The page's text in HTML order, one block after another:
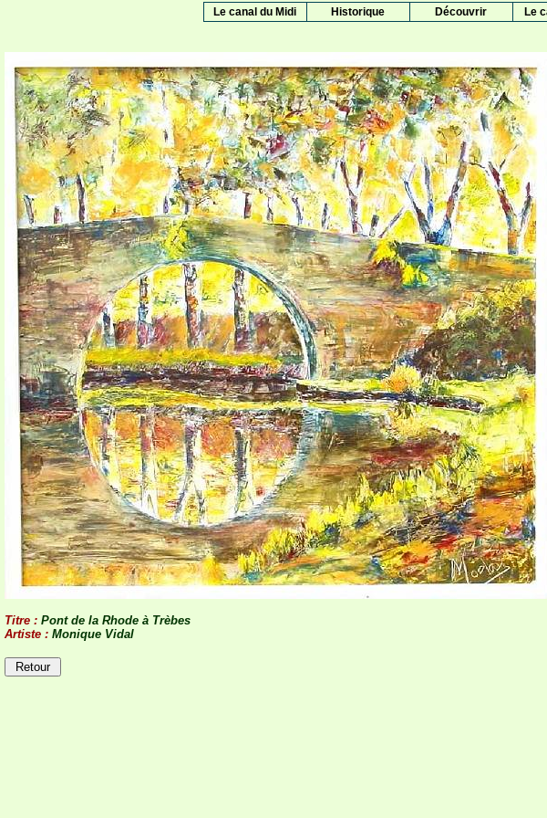
Le canal du Midi Historique Découvrir Le
Titre : Pont de la Rhode à Trèbes
Artiste : Monique Vidal